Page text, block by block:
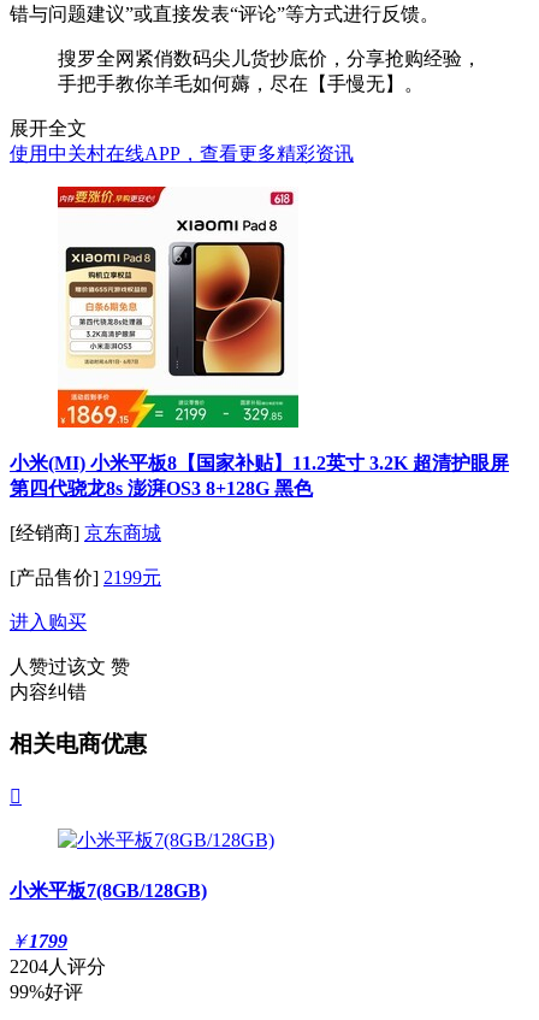
错与问题建议”或直接发表“评论”等方式进行反馈。
搜罗全网紧俏数码尖儿货抄底价，分享抢购经验，
手把手教你羊毛如何薅，尽在【手慢无】。
展开全文
使用中关村在线APP，查看更多精彩资讯
小米(MI) 小米平板8【国家补贴】11.2英寸 3.2K 超清护眼屏
第四代骁龙8s 澎湃OS3 8+128G 黑色
[经销商] 京东商城
[产品售价] 2199元
进入购买
人赞过该文 赞
内容纠错
相关电商优惠

小米平板7(8GB/128GB)
￥1799
2204人评分
99%好评